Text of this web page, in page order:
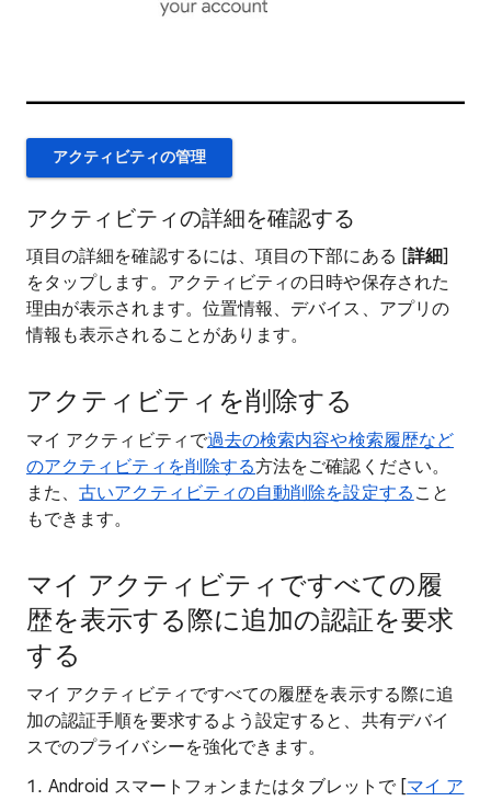
アクティビティの管理
アクティビティの詳細を確認する
項目の詳細を確認するには、項目の下部にある [詳細]
をタップします。アクティビティの日時や保存された
理由が表示されます。位置情報、デバイス、アプリの
情報も表示されることがあります。
アクティビティを削除する
マイ アクティビティで過去の検索内容や検索履歴など
のアクティビティを削除する方法をご確認ください。
また、古いアクティビティの自動削除を設定する こと
もできます。
マイ アクティビティですべての履
歴を表示する際に追加の認証を要求
する
マイ アクティビティですべての履歴を表示する際に追
加の認証手順を要求するよう設定すると、共有デバイ
スでのプライバシーを強化できます。
Android スマートフォンまたはタブレットで [マイ ア